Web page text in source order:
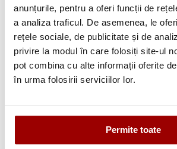
anunțurile, pentru a oferi funcții de
a analiza traficul. De asemenea, le
rețele sociale, de publicitate și de
privire la modul în care folosiți site-ul
pot combina cu alte informații oferite
în urma folosirii serviciilor lor.
Permite toate
Consultantaprofesionala
Deschidere colet
la livrare
Pana la 12 ratefara dobanda